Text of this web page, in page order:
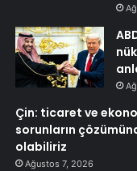
Çin: ticaret ve
sorunların
olabiliriz
Ağustos 7, 2026